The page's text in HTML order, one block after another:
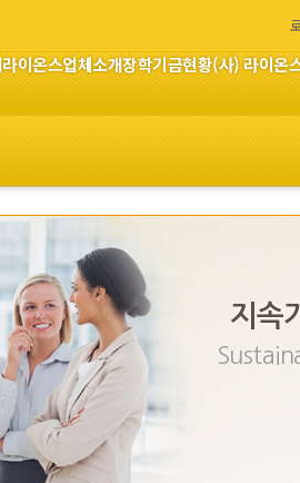
라이온스업체소개장학기금현황(사) 라이온
지속